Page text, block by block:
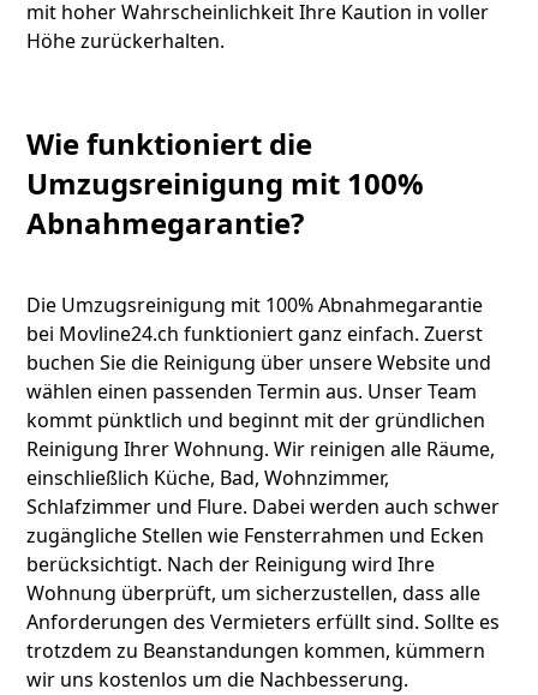
mit hoher Wahrscheinlichkeit Ihre Kaution in voller
Höhe zurückerhalten.
Wie funktioniert die
Umzugsreinigung mit 100%
Abnahmegarantie?
Die Umzugsreinigung mit 100% Abnahmegarantie
bei Movline24.ch funktioniert ganz einfach. Zuerst
buchen Sie die Reinigung über unsere Website und
wählen einen passenden Termin aus. Unser Team
kommt pünktlich und beginnt mit der gründlichen
Reinigung Ihrer Wohnung. Wir reinigen alle Räume,
einschließlich Küche, Bad, Wohnzimmer,
Schlafzimmer und Flure. Dabei werden auch schwer
zugängliche Stellen wie Fensterrahmen und Ecken
berücksichtigt. Nach der Reinigung wird Ihre
Wohnung überprüft, um sicherzustellen, dass alle
Anforderungen des Vermieters erfüllt sind. Sollte es
trotzdem zu Beanstandungen kommen, kümmern
wir uns kostenlos um die Nachbesserung.